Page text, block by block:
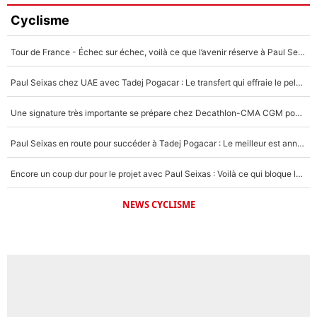
Cyclisme
Tour de France - Échec sur échec, voilà ce que l’avenir réserve à Paul Seixas : «Tant qu’il y aura un Pogacar comme celui-là...»
Paul Seixas chez UAE avec Tadej Pogacar : Le transfert qui effraie le peloton, «c’est la pire des choses qui puisse arriver»
Une signature très importante se prépare chez Decathlon-CMA CGM pour aider Paul Seixas à gagner le Tour de France 2027
Paul Seixas en route pour succéder à Tadej Pogacar : Le meilleur est annoncé pour l’avenir de la pépite française
Encore un coup dur pour le projet avec Paul Seixas : Voilà ce qui bloque le transfert d’un coureur chez Decathlon-CMA CGM
NEWS CYCLISME